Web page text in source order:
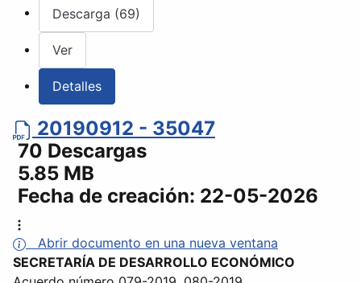
Descarga (69)
Ver
Detalles
20190912 - 35047
70 Descargas
5.85 MB
Fecha de creación: 22-05-2026
Abrir documento en una nueva ventana
SECRETARÍA DE DESARROLLO ECONÓMICO